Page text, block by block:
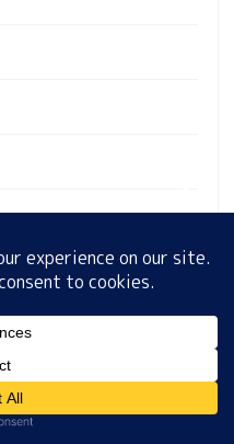
サイトマップ